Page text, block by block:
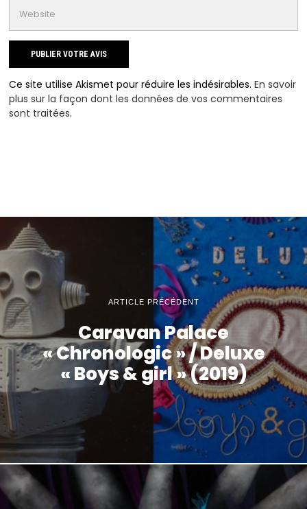
Ce site utilise Akismet pour réduire les indésirables.En savoir
plus sur la façon dont les données de vos commentaires
sont traitées.
ARTICLE PRÉCÉDENT
Caravan Palace
« Chronologic » / Deluxe
« Boys & girl » (2019)